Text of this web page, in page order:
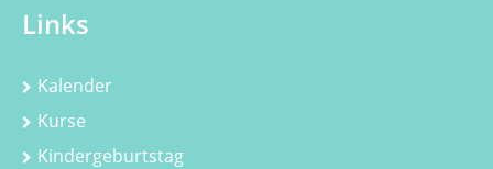
Links
Kalender
Kurse
Kindergeburtstag